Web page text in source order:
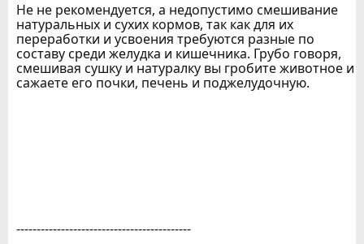
Не не рекомендуется, а недопустимо смешивание
натуральных и сухих кормов, так как для их
переработки и усвоения требуются разные по
составу среди желудка и кишечника. Грубо говоря,
смешивая сушку и натуралку вы гробите животное и
сажаете его почки, печень и поджелудочную.
-------------------------------------------